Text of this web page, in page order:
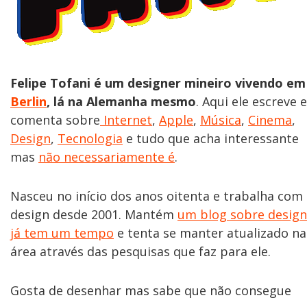
Felipe Tofani é um designer mineiro vivendo em
Berlin, lá na Alemanha mesmo. Aqui ele escreve e
comenta sobre Internet, Apple, Música, Cinema,
Design, Tecnologia e tudo que acha interessante
mas não necessariamente é.
Nasceu no início dos anos oitenta e trabalha com
design desde 2001. Mantém um blog sobre design
já tem um tempo e tenta se manter atualizado na
área através das pesquisas que faz para ele.
Gosta de desenhar mas sabe que não consegue